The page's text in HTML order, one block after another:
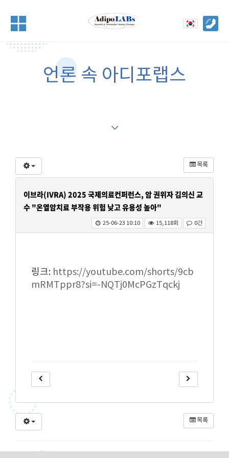
언론 속 아디포랩스
목록
이브라(IVRA) 2025 국제의료컨퍼런스, 암 권위자 김의신 교
수 "온열암치료 부작용 위험 낮고 유용성 높아"
25-06-23 10:10 15,118회 0건
링크: https://youtube.com/shorts/9cb
mRMTppr8?si=-NQTj0McPGzTqckj
목록